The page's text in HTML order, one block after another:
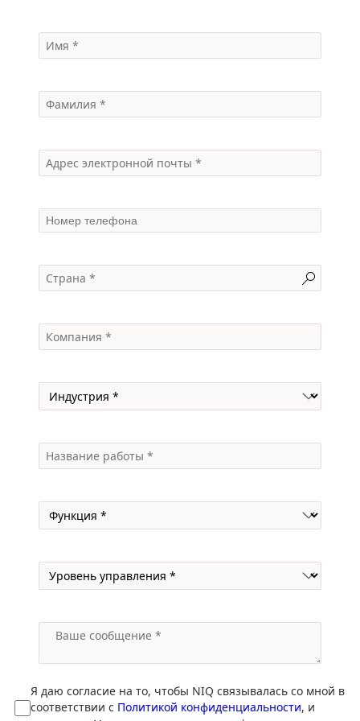
Я даю согласие на то, чтобы NIQ связывалась со мной в
соответствии с Политикой конфиденциальности, и